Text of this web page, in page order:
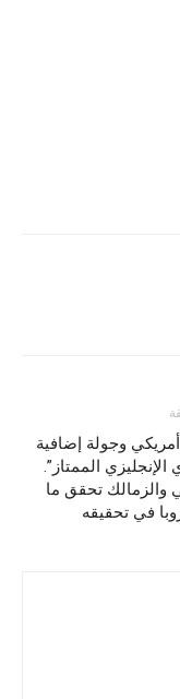
وجولة إضافية
الممتاز”.
والزمالك تحقق ما
في تحقيقه